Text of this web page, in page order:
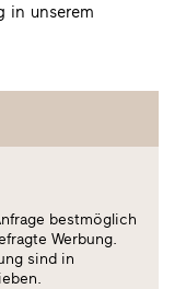
in unserem
bestmöglich
Werbung.
sind in